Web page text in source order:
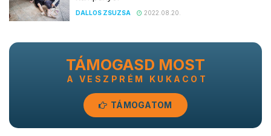
DALLOS ZSUZSA 2022.08.20.
TÁMOGASD MOST
A VESZPRÉM KUKACOT
TÁMOGATOM